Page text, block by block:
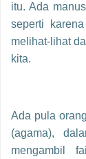
itu. Ada
seperti
melihat-lihat
kita.
Ada pula
(agama),
mengambil